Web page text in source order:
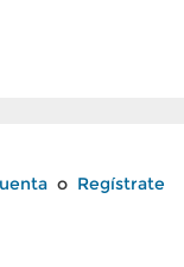
o Regístrate